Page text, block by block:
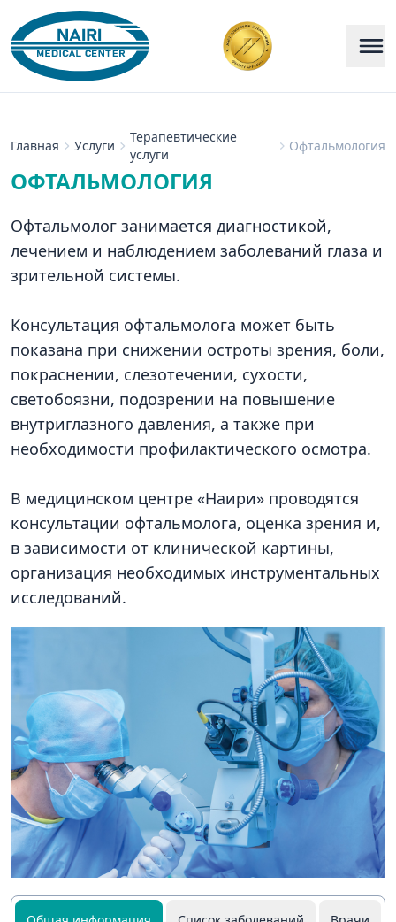
Главная Услуги
Терапевтические
услуги
Офтальмология
ОФТАЛЬМОЛОГИЯ
Офтальмолог занимается диагностикой,
лечением и наблюдением заболеваний глаза и
зрительной системы.
Консультация офтальмолога может быть
показана при снижении остроты зрения, боли,
покраснении, слезотечении, сухости,
светобоязни, подозрении на повышение
внутриглазного давления, а также при
необходимости профилактического осмотра.
В медицинском центре «Наири» проводятся
консультации офтальмолога, оценка зрения и,
в зависимости от клинической картины,
организация необходимых инструментальных
исследований.